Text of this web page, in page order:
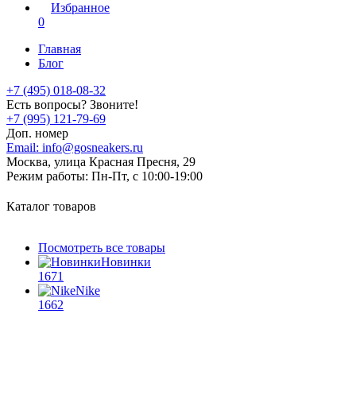
Избранное
0
Главная
Блог
+7 (495) 018-08-32
Есть вопросы? Звоните!
+7 (995) 121-79-69
Доп. номер
Email: info@gosneakers.ru
Москва, улица Красная Пресня, 29
Режим работы: Пн-Пт, с 10:00-19:00
Каталог товаров
Посмотреть все товары
Новинки
1671
Nike
1662